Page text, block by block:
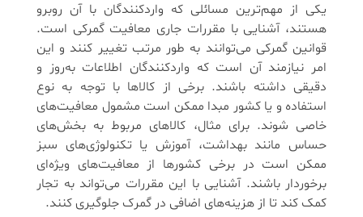
یکی از مهم‌ترین مسائلی که واردکنندگان با آن روبرو
هستند، آشنایی با مقررات جاری معافیت گمرکی است.
قوانین گمرکی می‌توانند به طور مرتب تغییر کنند و این
امر نیازمند آن است که واردکنندگان اطلاعات به‌روز و
دقیقی داشته باشند. برخی از کالاها با توجه به نوع
استفاده و یا کشور مبدا ممکن است مشمول معافیت‌های
خاصی شوند. برای مثال، کالاهای مربوط به بخش‌های
حساس مانند بهداشت، آموزش یا تکنولوژی‌های سبز
ممکن است در برخی کشورها از معافیت‌های ویژه‌ای
برخوردار باشند. آشنایی با این مقررات می‌تواند به تجار
کمک کند تا از هزینه‌های اضافی در گمرک جلوگیری کنند.